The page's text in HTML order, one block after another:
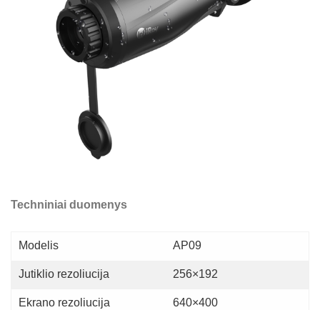
Techniniai duomenys
Modelis AP09
Jutiklio rezoliucija 256×192
Ekrano rezoliucija 640×400